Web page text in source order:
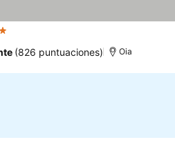
(826 puntuaciones) Oia